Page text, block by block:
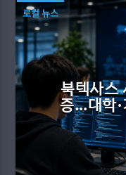
로컬 뉴스
북텍사스
증…대학·